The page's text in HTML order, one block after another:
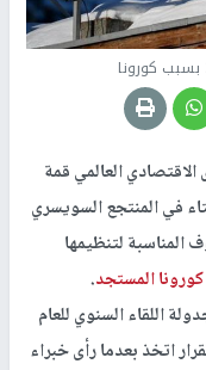
الاقتصادي العالمي قمة
الشتاء في المنتجع السويسري
المناسبة لتنظيمها
المستجد.
اللقاء السنوي للعام
اتخذ بعدما رأى خبراء